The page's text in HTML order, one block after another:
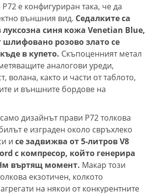
е конфигуриран така, че да
външния вид. Седалките са
синя кожа Venetian Blue,
шлифовано розово злато се
в купето. Скъпоценният метал
аналогови уреди,
волана, както и части от таблото,
и външните бордове на
дизайнът прави P72 толкова
е изграден около свръхлеко
и се задвижва от 5-литров V8
с компресор, който генерира
въртящ момент. Макар този
екзотичен, колкото
на някои от конкурентните